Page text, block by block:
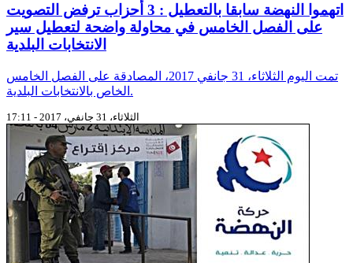
اتهموا النهضة سابقا بالتعطيل : 3 أحزاب ترفض التصويت
على الفصل الخامس في محاولة واضحة لتعطيل سير
الانتخابات البلدية
تمت اليوم الثلاثاء، 31 جانفي 2017، المصادقة على الفصل الخامس
الخاص بالانتخابات البلدية.
الثلاثاء، 31 جانفي، 2017 - 17:11